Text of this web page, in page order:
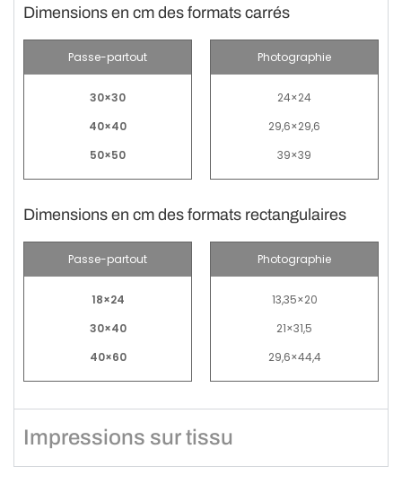
Dimensions en cm des formats carrés
Passe-partout
30×30
40×40
50×50
Photographie
24×24
29,6×29,6
39×39
Dimensions en cm des formats rectangulaires
Passe-partout
18×24
30×40
40×60
Photographie
13,35×20
21×31,5
29,6×44,4
Impressions sur tissu